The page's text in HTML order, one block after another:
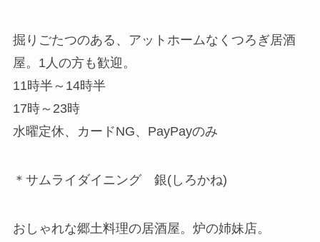
掘りごたつのある、アットホームなくつろぎ居酒
屋。1人の方も歓迎。
11時半～14時半
17時～23時
水曜定休、カードNG、PayPayのみ
＊サムライダイニング 銀(しろかね)
おしゃれな郷土料理の居酒屋。炉の姉妹店。